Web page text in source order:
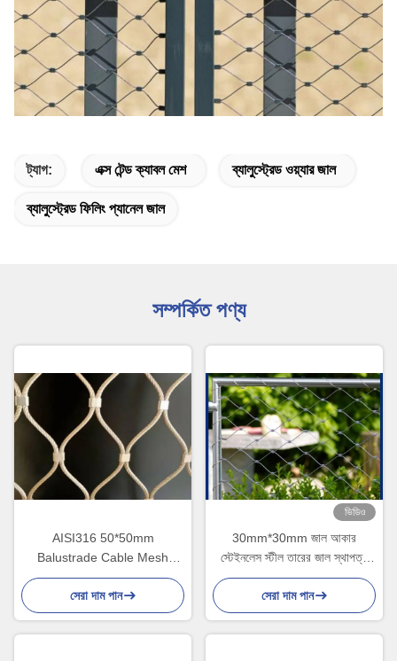
ট্যাগ: এক্স টেন্ড ক্যাবল মেশ ব্যালুস্ট্রেড ওয়্যার জাল
ব্যালুস্ট্রেড ফিলিং প্যানেল জাল
সম্পর্কিত পণ্য
AISI316 50*50mm
Balustrade Cable Mesh
Heavy Duty X Tend সিই/
এসজিএস সার্টিফাইড
সেরা দাম পান
ভিডিও
30mm*30mm জাল আকার
স্টেইনলেস স্টীল তারের জাল স্থাপত্য
সম্মুখভাগ এবং গার্ডেলের জন্য
সেরা দাম পান